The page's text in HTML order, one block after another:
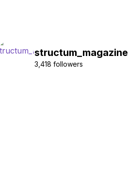
structum_magazine
3,418 followers